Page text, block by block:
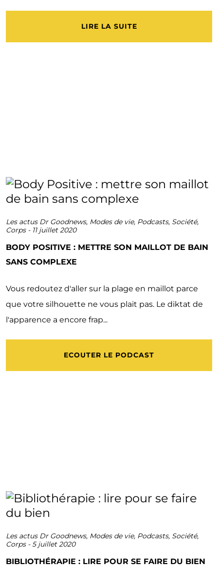
LIRE LA SUITE
Les actus Dr Goodnews, Modes de vie, Podcasts, Société,
Corps- 11 juillet 2020
BODY POSITIVE : METTRE SON MAILLOT DE BAIN
SANS COMPLEXE
Vous redoutez d'aller sur la plage en maillot parce
que votre silhouette ne vous plait pas. Le diktat de
l'apparence a encore frap...
ECOUTER LE PODCAST
Les actus Dr Goodnews, Modes de vie, Podcasts, Société,
Corps-5 juillet 2020
BIBLIOTHÉRAPIE : LIRE POUR SE FAIRE DU BIEN